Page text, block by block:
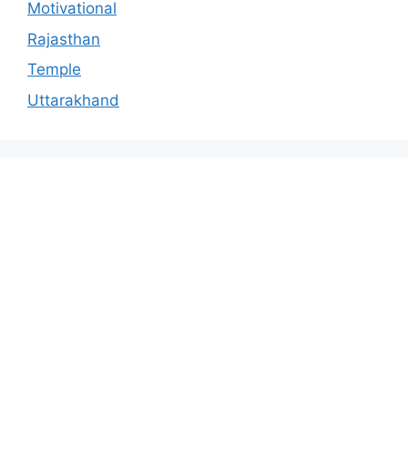
Motivational
Rajasthan
Temple
Uttarakhand